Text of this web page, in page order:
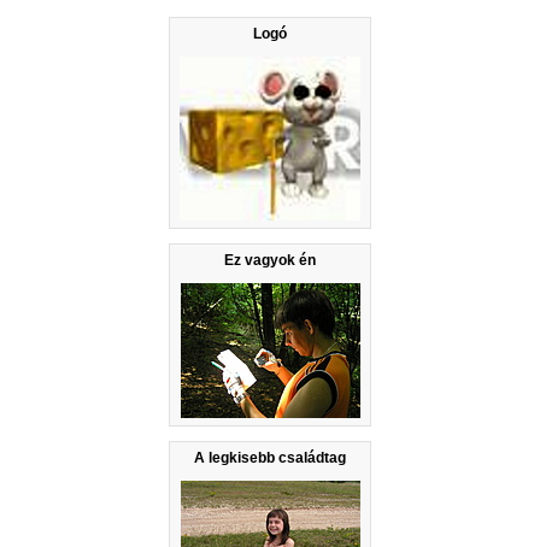
Logó
Ez vagyok én
A legkisebb családtag